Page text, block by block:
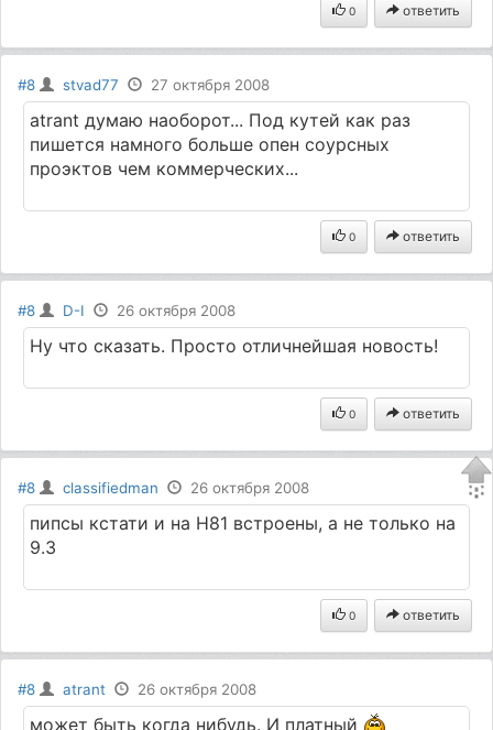
0 ответить
#8 stvad77 27 октября 2008
atrant думаю наоборот... Под кутей как раз
пишется намного больше опен соурсных
проэктов чем коммерческих...
0 ответить
#8 D-I 26 октября 2008
Ну что сказать. Просто отличнейшая новость!
0 ответить
#8 classifiedman 26 октября 2008
пипсы кстати и на Н81 встроены, а не только на
9.3
0 ответить
#8 atrant 26 октября 2008
может быть когда нибудь. И платный